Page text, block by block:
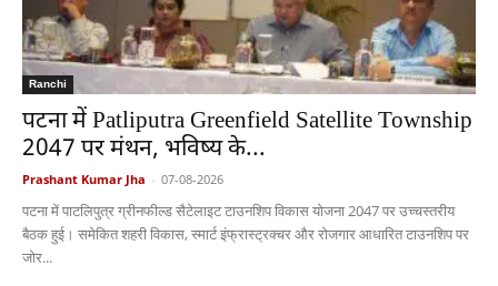
Ranchi
पटना में Patliputra Greenfield Satellite Township
2047 पर मंथन, भविष्य के...
Prashant Kumar Jha - 07-08-2026
पटना में पाटलिपुत्र ग्रीनफील्ड सैटेलाइट टाउनशिप विकास योजना 2047 पर उच्चस्तरीय
बैठक हुई। समेकित शहरी विकास, स्मार्ट इंफ्रास्ट्रक्चर और रोजगार आधारित टाउनशिप पर
जोर...